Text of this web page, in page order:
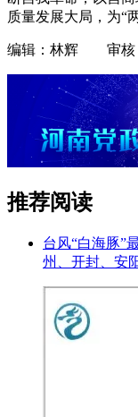
质量发展大局，为“
编辑：林辉 审核
推荐阅读
台风“白海豚”
州、开封、安